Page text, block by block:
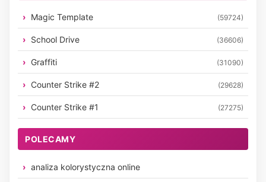
Magic Template (59724)
School Drive (36606)
Graffiti (31090)
Counter Strike #2 (29628)
Counter Strike #1 (27275)
POLECAMY
analiza kolorystyczna online